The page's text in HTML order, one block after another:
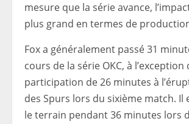
mesure que la série avance,
plus grand en termes de
Fox a généralement passé 31
cours de la série OKC, à l’exception
participation de 26 minutes à
des Spurs lors du sixième match. Il
le terrain pendant 36 minutes lors